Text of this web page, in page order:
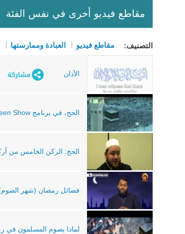
مقاطع فيديو أخرى في نفس الفئة
التصنيف: مقاطع فيديو العبادة وممارستها
الأذان
الحج، في برنامج The Deen Show
الحج: الركن الخامس من
فضائل رمضان (شهر
لماذا يصوم المسلمون في